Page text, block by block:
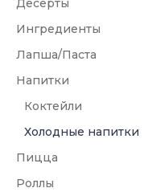
Десерты
Ингредиенты
Лапша/Паста
Напитки
Коктейли
Холодные напитки
Пицца
Роллы